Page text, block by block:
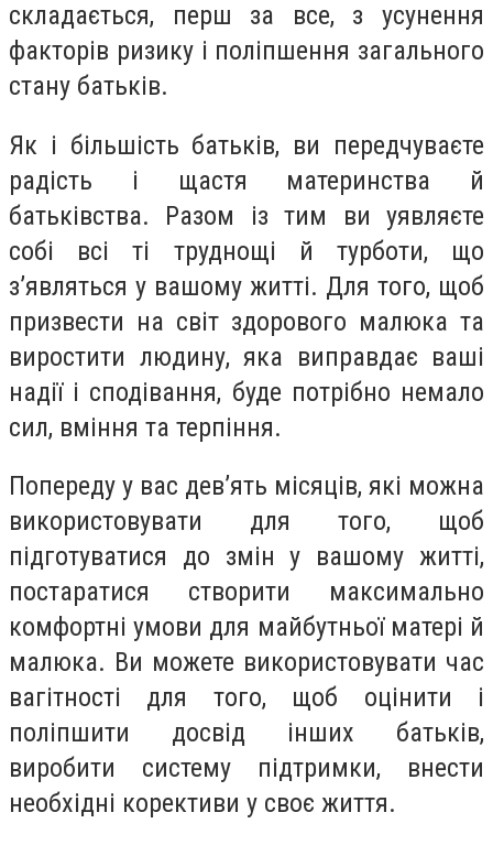
складається, перш за все, з усунення
факторів ризику і поліпшення загального
стану батьків.
Як і більшість батьків, ви передчуваєте
радість і щастя материнства й
батьківства. Разом із тим ви уявляєте
собі всі ті труднощі й турботи, що
з’являться у вашому житті. Для того, щоб
призвести на світ здорового малюка та
виростити людину, яка виправдає ваші
надії і сподівання, буде потрібно немало
сил, вміння та терпіння.
Попереду у вас дев’ять місяців, які можна
використовувати для того, щоб
підготуватися до змін у вашому житті,
постаратися створити максимально
комфортні умови для майбутньої матері й
малюка. Ви можете використовувати час
вагітності для того, щоб оцінити і
поліпшити досвід інших батьків,
виробити систему підтримки, внести
необхідні корективи у своє життя.